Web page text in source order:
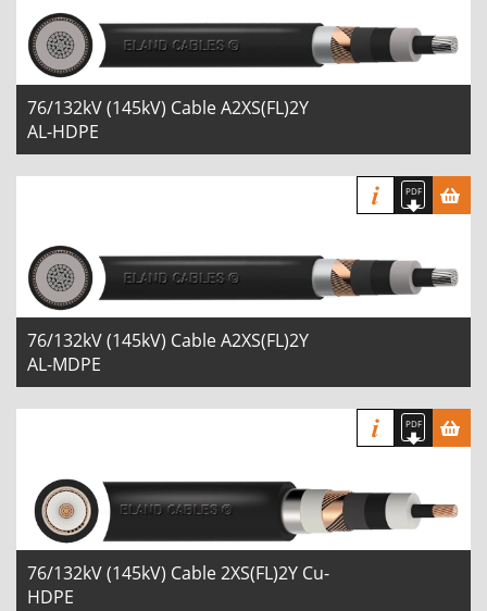
76/132kV (145kV) Cable A2XS(FL)2Y
AL-HDPE
76/132kV (145kV) Cable A2XS(FL)2Y
AL-MDPE
76/132kV (145kV) Cable 2XS(FL)2Y Cu-
HDPE